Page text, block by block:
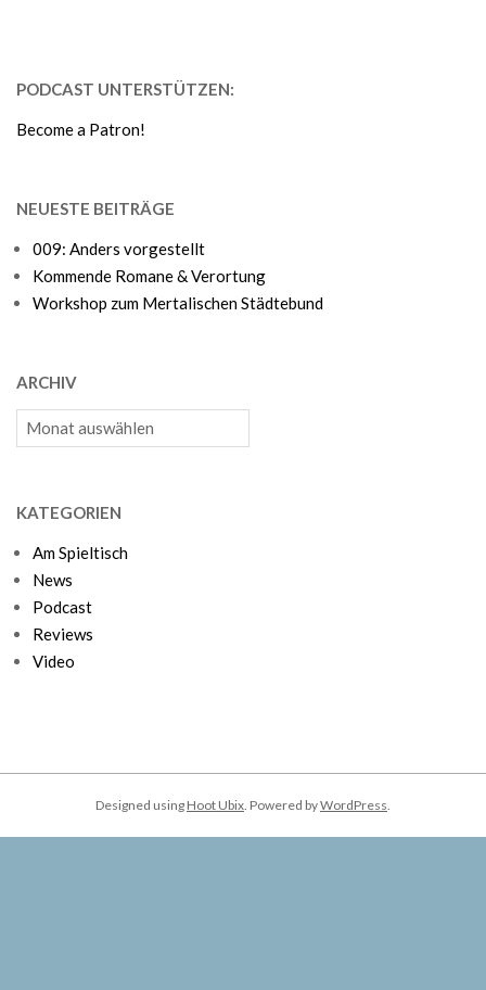
PODCAST UNTERSTÜTZEN:
Become a Patron!
NEUESTE BEITRÄGE
009: Anders vorgestellt
Kommende Romane & Verortung
Workshop zum Mertalischen Städtebund
ARCHIV
Archiv
KATEGORIEN
Am Spieltisch
News
Podcast
Reviews
Video
Designed using Hoot Ubix . Powered byWordPress